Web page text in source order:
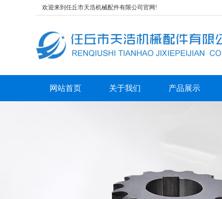
欢迎来到任丘市天浩机械配件有限公司官网!
网站首页 关于我们 产品展示